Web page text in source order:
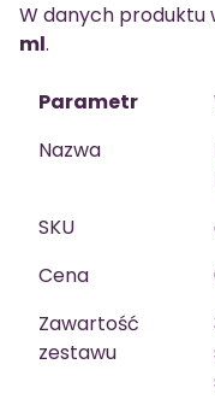
W danych produktu
ml.
Parametr
Nazwa
SKU
Cena
Zawartość
zestawu